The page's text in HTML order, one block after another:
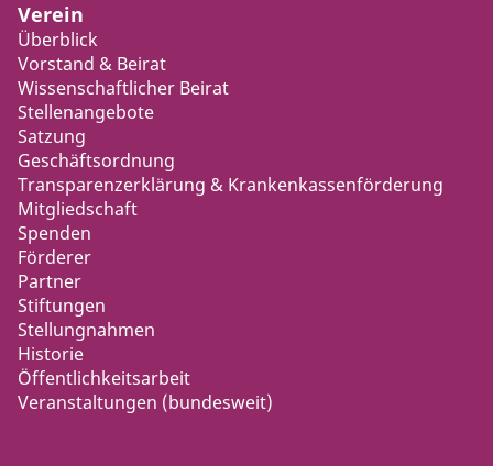
Verein
Überblick
Vorstand & Beirat
Wissenschaftlicher Beirat
Stellenangebote
Satzung
Geschäftsordnung
Transparenzerklärung & Krankenkassenförderung
Mitgliedschaft
Spenden
Förderer
Partner
Stiftungen
Stellungnahmen
Historie
Öffentlichkeitsarbeit
Veranstaltungen (bundesweit)